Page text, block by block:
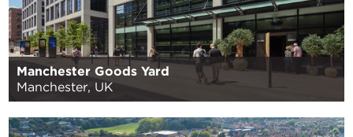
Manchester Goods Yard
Manchester, UK